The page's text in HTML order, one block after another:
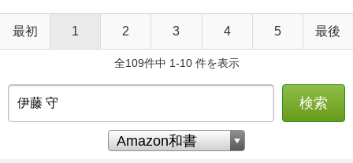
最初 1 2 3 4 5 最後
全109件中 1-10 件を表示
検索